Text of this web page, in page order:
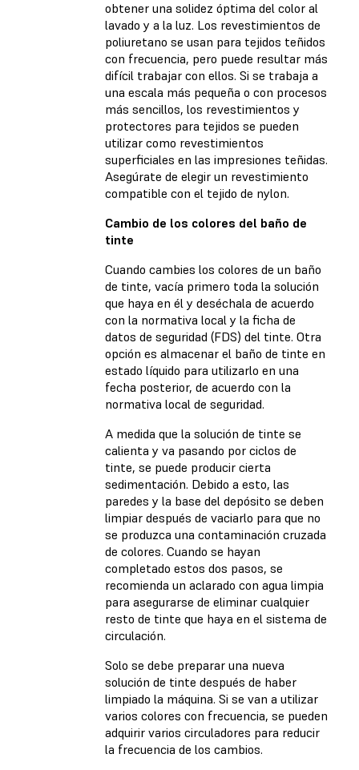
obtener una solidez óptima del color al
lavado y a la luz. Los revestimientos de
poliuretano se usan para tejidos teñidos
con frecuencia, pero puede resultar más
difícil trabajar con ellos. Si se trabaja a
una escala más pequeña o con procesos
más sencillos, los revestimientos y
protectores para tejidos se pueden
utilizar como revestimientos
superficiales en las impresiones teñidas.
Asegúrate de elegir un revestimiento
compatible con el tejido de nylon.
Cambio de los colores del baño de
tinte
Cuando cambies los colores de un baño
de tinte, vacía primero toda la solución
que haya en él y deséchala de acuerdo
con la normativa local y la ficha de
datos de seguridad (FDS) del tinte. Otra
opción es almacenar el baño de tinte en
estado líquido para utilizarlo en una
fecha posterior, de acuerdo con la
normativa local de seguridad.
A medida que la solución de tinte se
calienta y va pasando por ciclos de
tinte, se puede producir cierta
sedimentación. Debido a esto, las
paredes y la base del depósito se deben
limpiar después de vaciarlo para que no
se produzca una contaminación cruzada
de colores. Cuando se hayan
completado estos dos pasos, se
recomienda un aclarado con agua limpia
para asegurarse de eliminar cualquier
resto de tinte que haya en el sistema de
circulación.
Solo se debe preparar una nueva
solución de tinte después de haber
limpiado la máquina. Si se van a utilizar
varios colores con frecuencia, se pueden
adquirir varios circuladores para reducir
la frecuencia de los cambios.